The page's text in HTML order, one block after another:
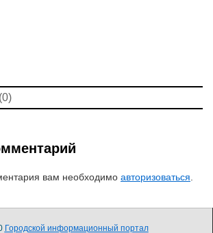
вам необходимо авторизоваться
Городской информационный портал